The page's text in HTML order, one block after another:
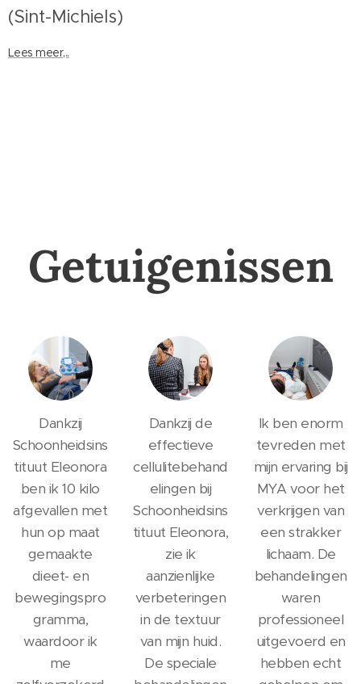
(Sint-Michiels)
Lees meer,..
Getuigenissen
Dankzij
Schoonheidsins
tituut Eleonora
ben ik 10 kilo
afgevallen met
hun op maat
gemaakte
dieet- en
bewegingspro
gramma,
waardoor ik
me
Dankzij de
effectieve
cellulitebehand
elingen bij
Schoonheidsins
tituut Eleonora,
zie ik
aanzienlijke
verbeteringen
in de textuur
van mijn huid.
De speciale
Ik ben enorm
tevreden met
mijn ervaring bij
MYA voor het
verkrijgen van
een strakker
lichaam. De
behandelingen
waren
professioneel
uitgevoerd en
hebben echt